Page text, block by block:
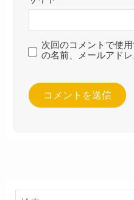
次回のコメントで使
の名前、メールアドレ